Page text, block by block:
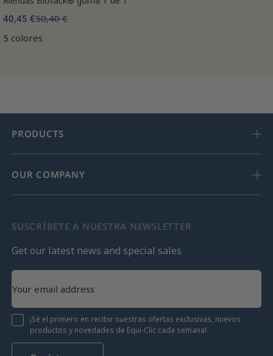
40,45 €50,40 €
5 colores
PRODUCTS
OUR COMPANY
SUSCRÍBETE A NUESTRA NEWSLETTER
Get our latest news and special sales
¡Sé el primero en recibir nuestras ofertas exclusivas, nuevos
productos y novedades de Equi-Clic cada semana!